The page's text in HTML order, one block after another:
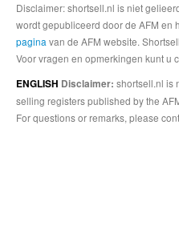
Disclaimer: shortsell.nl is niet
wordt gepubliceerd door de AFM en
pagina van de AFM website.
Voor vragen en opmerkingen kunt u
ENGLISH Disclaimer: shortsell.nl is
selling registers published by the
For questions or remarks, please